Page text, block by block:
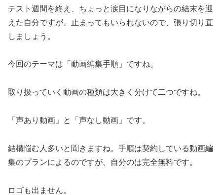
テスト週間を終え、ちょっと涙目になりながらの結末を迎
えた自分ですが、止まってもいられないので、張り切り直
しましょう。
今回のテーマは「動画編集手順」ですね。
取り扱っていく動画の種類は大きく分けて二つですね。
「声あり動画」と「声なし動画」です。
結構悩む人多いと聞きますね。手順は契約している動画編
集のプランによるのですが、自分のは完全無料です。
ロゴも出ません。